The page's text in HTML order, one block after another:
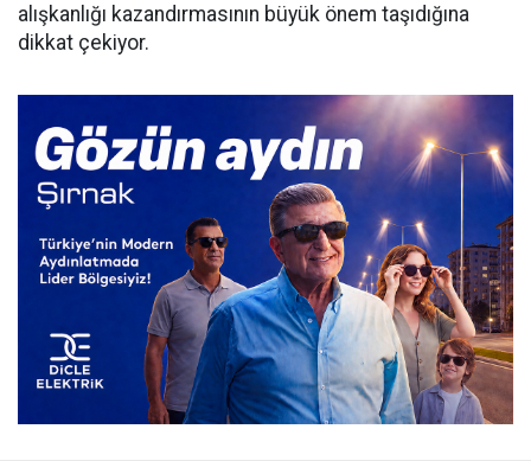
alışkanlığı kazandırmasının büyük önem taşıdığına
dikkat çekiyor.